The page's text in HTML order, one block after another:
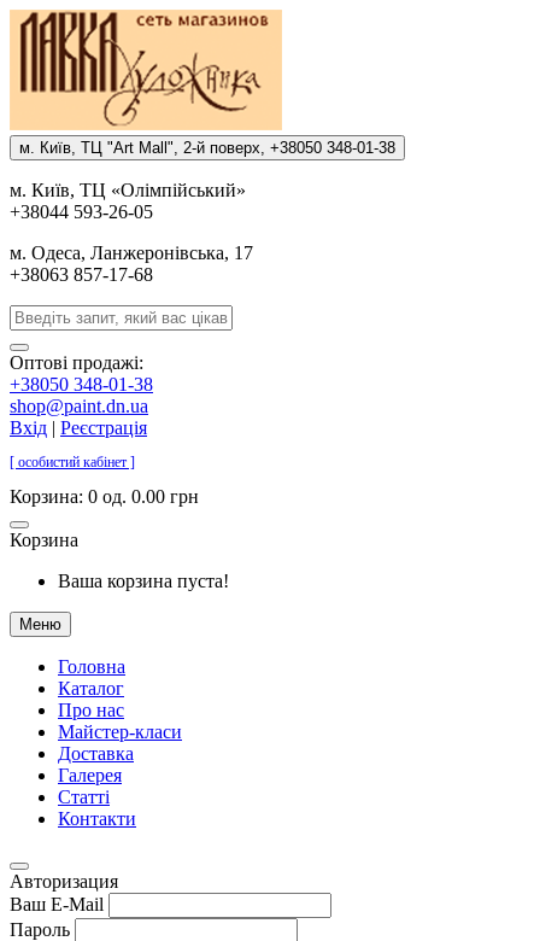
м. Киïв, ТЦ "Art Mall", 2-й поверх, +38050 348-01-38
м. Киïв, ТЦ «Олiмпiйський»
+38044 593-26-05
м. Одеса, Ланжеронiвська, 17
+38063 857-17-68
Оптові продажі:
+38050 348-01-38
shop@paint.dn.ua
Вхід | Реєстрація
[ особистий кабінет ]
Корзина: 0 од. 0.00 грн
Корзина
Ваша корзина пуста!
Меню
Головна
Каталог
Про нас
Майстер-класи
Доставка
Галерея
Статтi
Контакти
Авторизация
Ваш E-Mail
Пароль